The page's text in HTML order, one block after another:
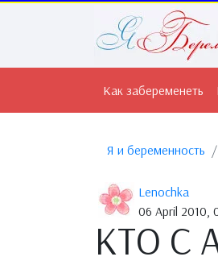
Как забеременеть
Я и беременность
Lenochka
06 April 2010,
КТО С